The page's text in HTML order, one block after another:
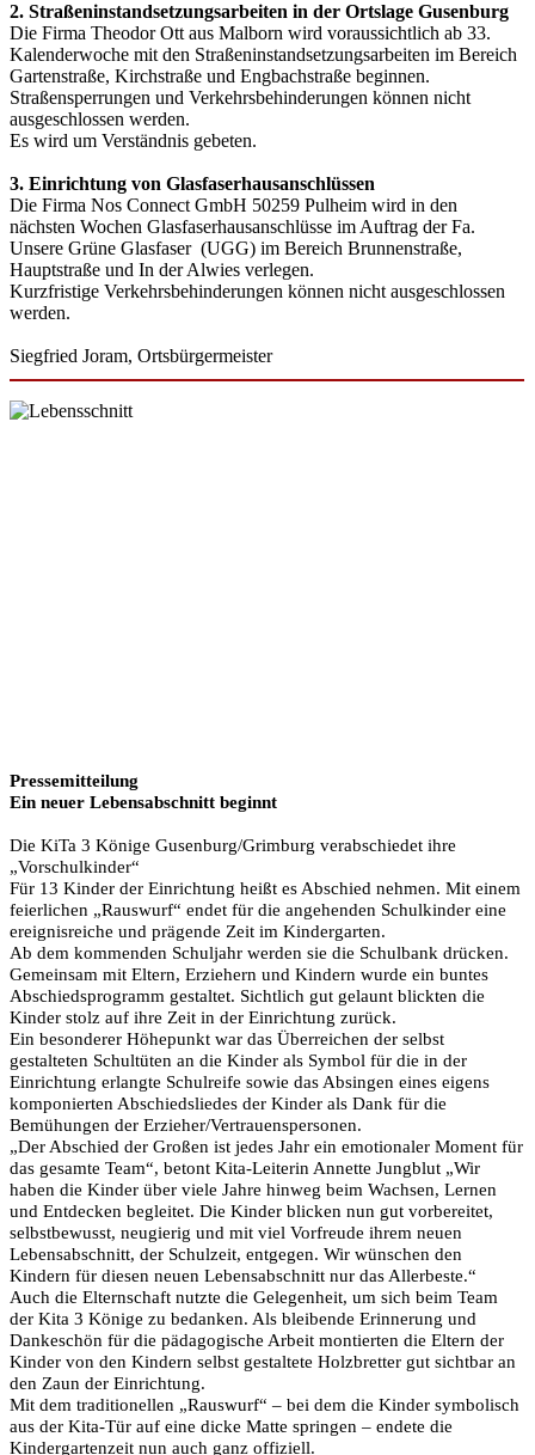
2. Straßeninstandsetzungsarbeiten in der Ortslage Gusenburg
Die Firma Theodor Ott aus Malborn wird voraussichtlich ab 33.
Kalenderwoche mit den Straßeninstandsetzungsarbeiten im Bereich
Gartenstraße, Kirchstraße und Engbachstraße beginnen.
Straßensperrungen und Verkehrsbehinderungen können nicht
ausgeschlossen werden.
Es wird um Verständnis gebeten.
3. Einrichtung von Glasfaserhausanschlüssen
Die Firma Nos Connect GmbH 50259 Pulheim wird in den
nächsten Wochen Glasfaserhausanschlüsse im Auftrag der Fa.
Unsere Grüne Glasfaser (UGG) im Bereich Brunnenstraße,
Hauptstraße und In der Alwies verlegen.
Kurzfristige Verkehrsbehinderungen können nicht ausgeschlossen
werden.
Siegfried Joram, Ortsbürgermeister
Pressemitteilung
Ein neuer Lebensabschnitt beginnt
Die KiTa 3 Könige Gusenburg/Grimburg verabschiedet ihre
„Vorschulkinder“
Für 13 Kinder der Einrichtung heißt es Abschied nehmen. Mit einem
feierlichen „Rauswurf“ endet für die angehenden Schulkinder eine
ereignisreiche und prägende Zeit im Kindergarten.
Ab dem kommenden Schuljahr werden sie die Schulbank drücken.
Gemeinsam mit Eltern, Erziehern und Kindern wurde ein buntes
Abschiedsprogramm gestaltet. Sichtlich gut gelaunt blickten die
Kinder stolz auf ihre Zeit in der Einrichtung zurück.
Ein besonderer Höhepunkt war das Überreichen der selbst
gestalteten Schultüten an die Kinder als Symbol für die in der
Einrichtung erlangte Schulreife sowie das Absingen eines eigens
komponierten Abschiedsliedes der Kinder als Dank für die
Bemühungen der Erzieher/Vertrauenspersonen.
„Der Abschied der Großen ist jedes Jahr ein emotionaler Moment für
das gesamte Team“, betont Kita-Leiterin Annette Jungblut „Wir
haben die Kinder über viele Jahre hinweg beim Wachsen, Lernen
und Entdecken begleitet. Die Kinder blicken nun gut vorbereitet,
selbstbewusst, neugierig und mit viel Vorfreude ihrem neuen
Lebensabschnitt, der Schulzeit, entgegen. Wir wünschen den
Kindern für diesen neuen Lebensabschnitt nur das Allerbeste.“
Auch die Elternschaft nutzte die Gelegenheit, um sich beim Team
der Kita 3 Könige zu bedanken. Als bleibende Erinnerung und
Dankeschön für die pädagogische Arbeit montierten die Eltern der
Kinder von den Kindern selbst gestaltete Holzbretter gut sichtbar an
den Zaun der Einrichtung.
Mit dem traditionellen „Rauswurf“ – bei dem die Kinder symbolisch
aus der Kita-Tür auf eine dicke Matte springen – endete die
Kindergartenzeit nun auch ganz offiziell.